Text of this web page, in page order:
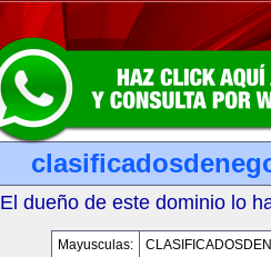
El dueño de este dominio lo
Mayusculas: